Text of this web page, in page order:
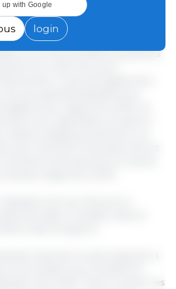
PAC modifie les règles relatives à
environnementales auxquelles
se conformer pour
Il permet également
une plus grande flexibilité pour
aux règles de la PAC en
liés à leur application et dans le
météorologiques extrêmes. Les
de moins de 10 hectares seront
et de sanctions en cas de
règles de la PAC.
de ces mesures, le
de traiter le dossier dans le
dite d'urgence.
mardi de ne pas s'opposer à
Commission qui complète le
de la PAC. Selon le texte, les
up with Google
login